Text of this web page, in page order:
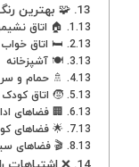
🧩 بهترین
🏠 اتاق
🛏 اتاق خواب
🍽 آشپزخانه
🚿 حمام و
🧒 اتاق کودک
🏢 فضاهای
🌟 فضاهای
🎬 فضاهای